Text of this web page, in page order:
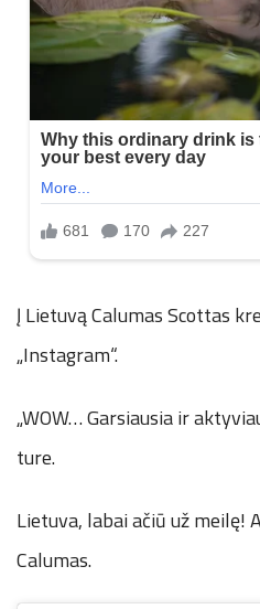
Į Lietuvą Calumas Scottas
„Instagram“.
„WOW… Garsiausia ir
ture.
Lietuva, labai ačiū už meilę!
Calumas.